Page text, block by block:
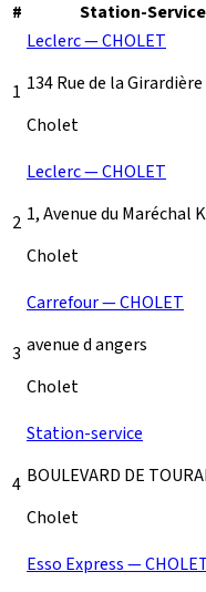
#
Station-Service
1
Leclerc — CHOLET
134 Rue de la Girardière
Cholet
2
Leclerc — CHOLET
1, Avenue du Maréchal
Cholet
3
Carrefour — CHOLET
avenue d angers
Cholet
4
Station-service
BOULEVARD DE
Cholet
Esso Express —